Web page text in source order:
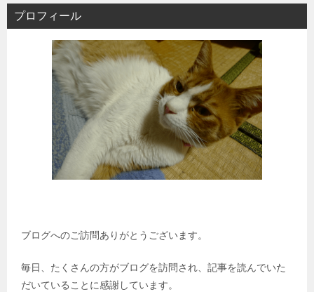
プロフィール
ブログへのご訪問ありがとうございます。
毎日、たくさんの方がブログを訪問され、記事を読んでいた
だいていることに感謝しています。